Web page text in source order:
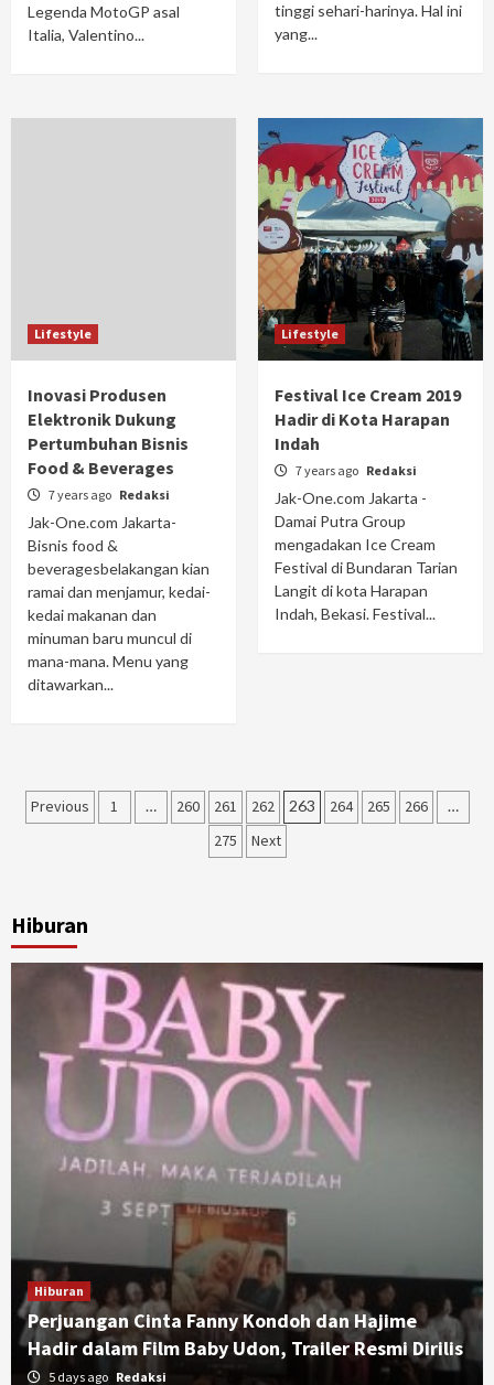
Legenda MotoGP asal
Italia, Valentino...
tinggi sehari-harinya. Hal ini
yang...
Lifestyle
Inovasi Produsen
Elektronik Dukung
Pertumbuhan Bisnis
Food & Beverages
7 years ago Redaksi
Jak-One.com Jakarta-
Bisnis food &
beveragesbelakangan kian
ramai dan menjamur, kedai-
kedai makanan dan
minuman baru muncul di
mana-mana. Menu yang
ditawarkan...
Lifestyle
Festival Ice Cream 2019
Hadir di Kota Harapan
Indah
7 years ago Redaksi
Jak-One.com Jakarta -
Damai Putra Group
mengadakan Ice Cream
Festival di Bundaran Tarian
Langit di kota Harapan
Indah, Bekasi. Festival...
Posts
Previous 1 … 260 261 262 263 264 265 266 …
275 Next
Hiburan
Hiburan
Perjuangan Cinta Fanny Kondoh dan Hajime
Hadir dalam Film Baby Udon, Trailer Resmi Dirilis
5 days ago Redaksi